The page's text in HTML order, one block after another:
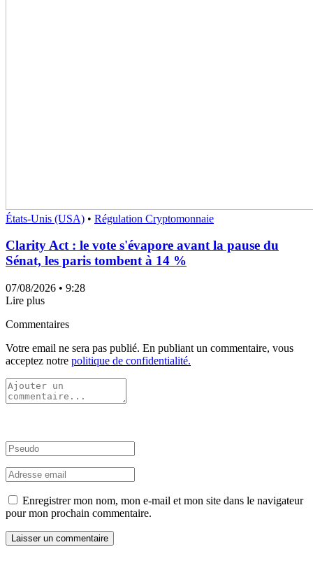
États-Unis (USA) • Régulation Cryptomonnaie
Clarity Act : le vote s'évapore avant la pause du
Sénat, les paris tombent à 14 %
07/08/2026 • 9:28
Lire plus
Commentaires
Votre email ne sera pas publié. En publiant un commentaire, vous
acceptez notre politique de confidentialité.
Enregistrer mon nom, mon e-mail et mon site dans le navigateur
pour mon prochain commentaire.